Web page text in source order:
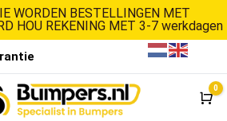
WORDEN BESTELLINGEN MET
HOU REKENING MET 3-7 werkdagen
De
0